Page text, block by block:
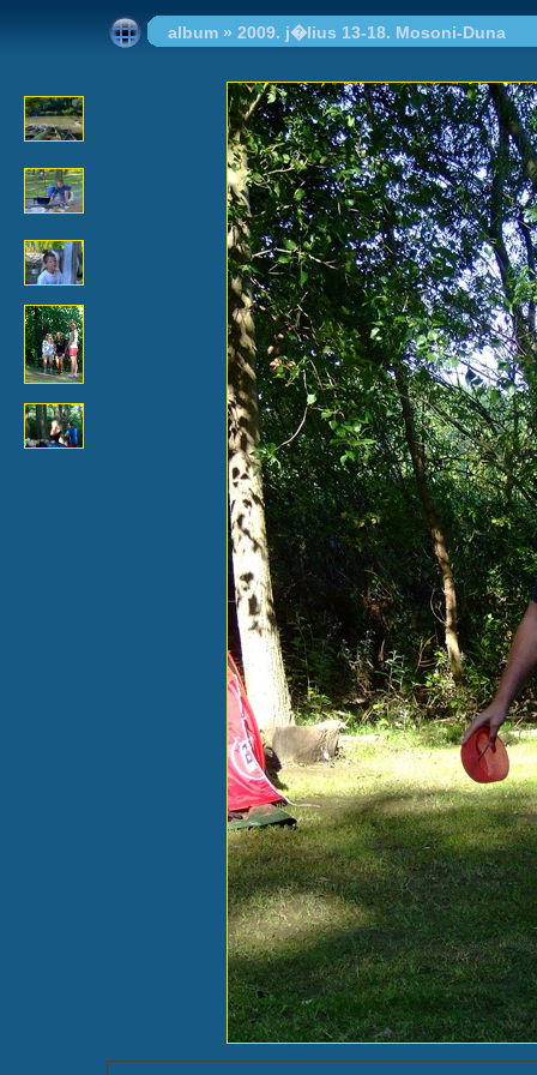
album » 2009. j�lius 13-18. Mosoni-Duna